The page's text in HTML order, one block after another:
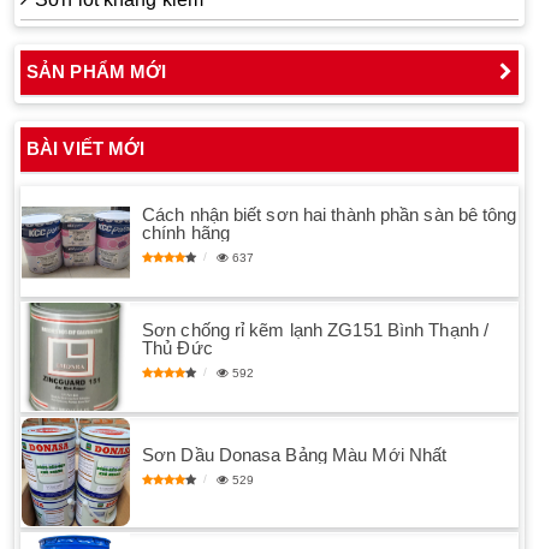
SẢN PHẨM MỚI
BÀI VIẾT MỚI
Cách nhận biết sơn hai thành phần sàn bê tông
chính hãng
637
Sơn chống rỉ kẽm lạnh ZG151 Bình Thạnh /
Thủ Đức
592
Sơn Dầu Donasa Bảng Màu Mới Nhất
529